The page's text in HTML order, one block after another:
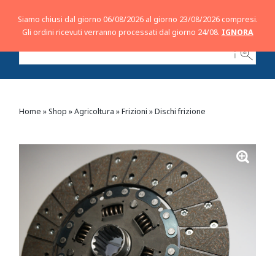
ℹ
Home »Shop »Agricoltura »Frizioni »Dischi frizione
Siamo chiusi dal giorno 06/08/2026 al giorno 23/08/2026 compresi.
Gli ordini ricevuti verranno processati dal giorno 24/08. IGNORA